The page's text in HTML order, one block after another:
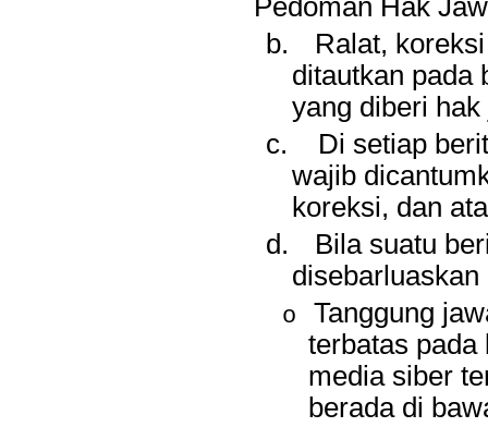
b.
Ralat,
ditautkan pada
yang diberi hak
c.
Di setiap
wajib
koreksi, dan
d.
Bila suatu
o
Tanggung
terbatas pada
media siber
berada di